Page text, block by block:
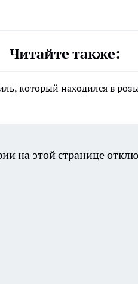
Читайте также:
который находился в
на этой странице